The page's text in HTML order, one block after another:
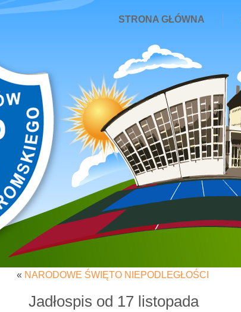
STRONA GŁÓWNA
« NARODOWE ŚWIĘTO NIEPODLEGŁOŚCI
Jadłospis od 17 listopada